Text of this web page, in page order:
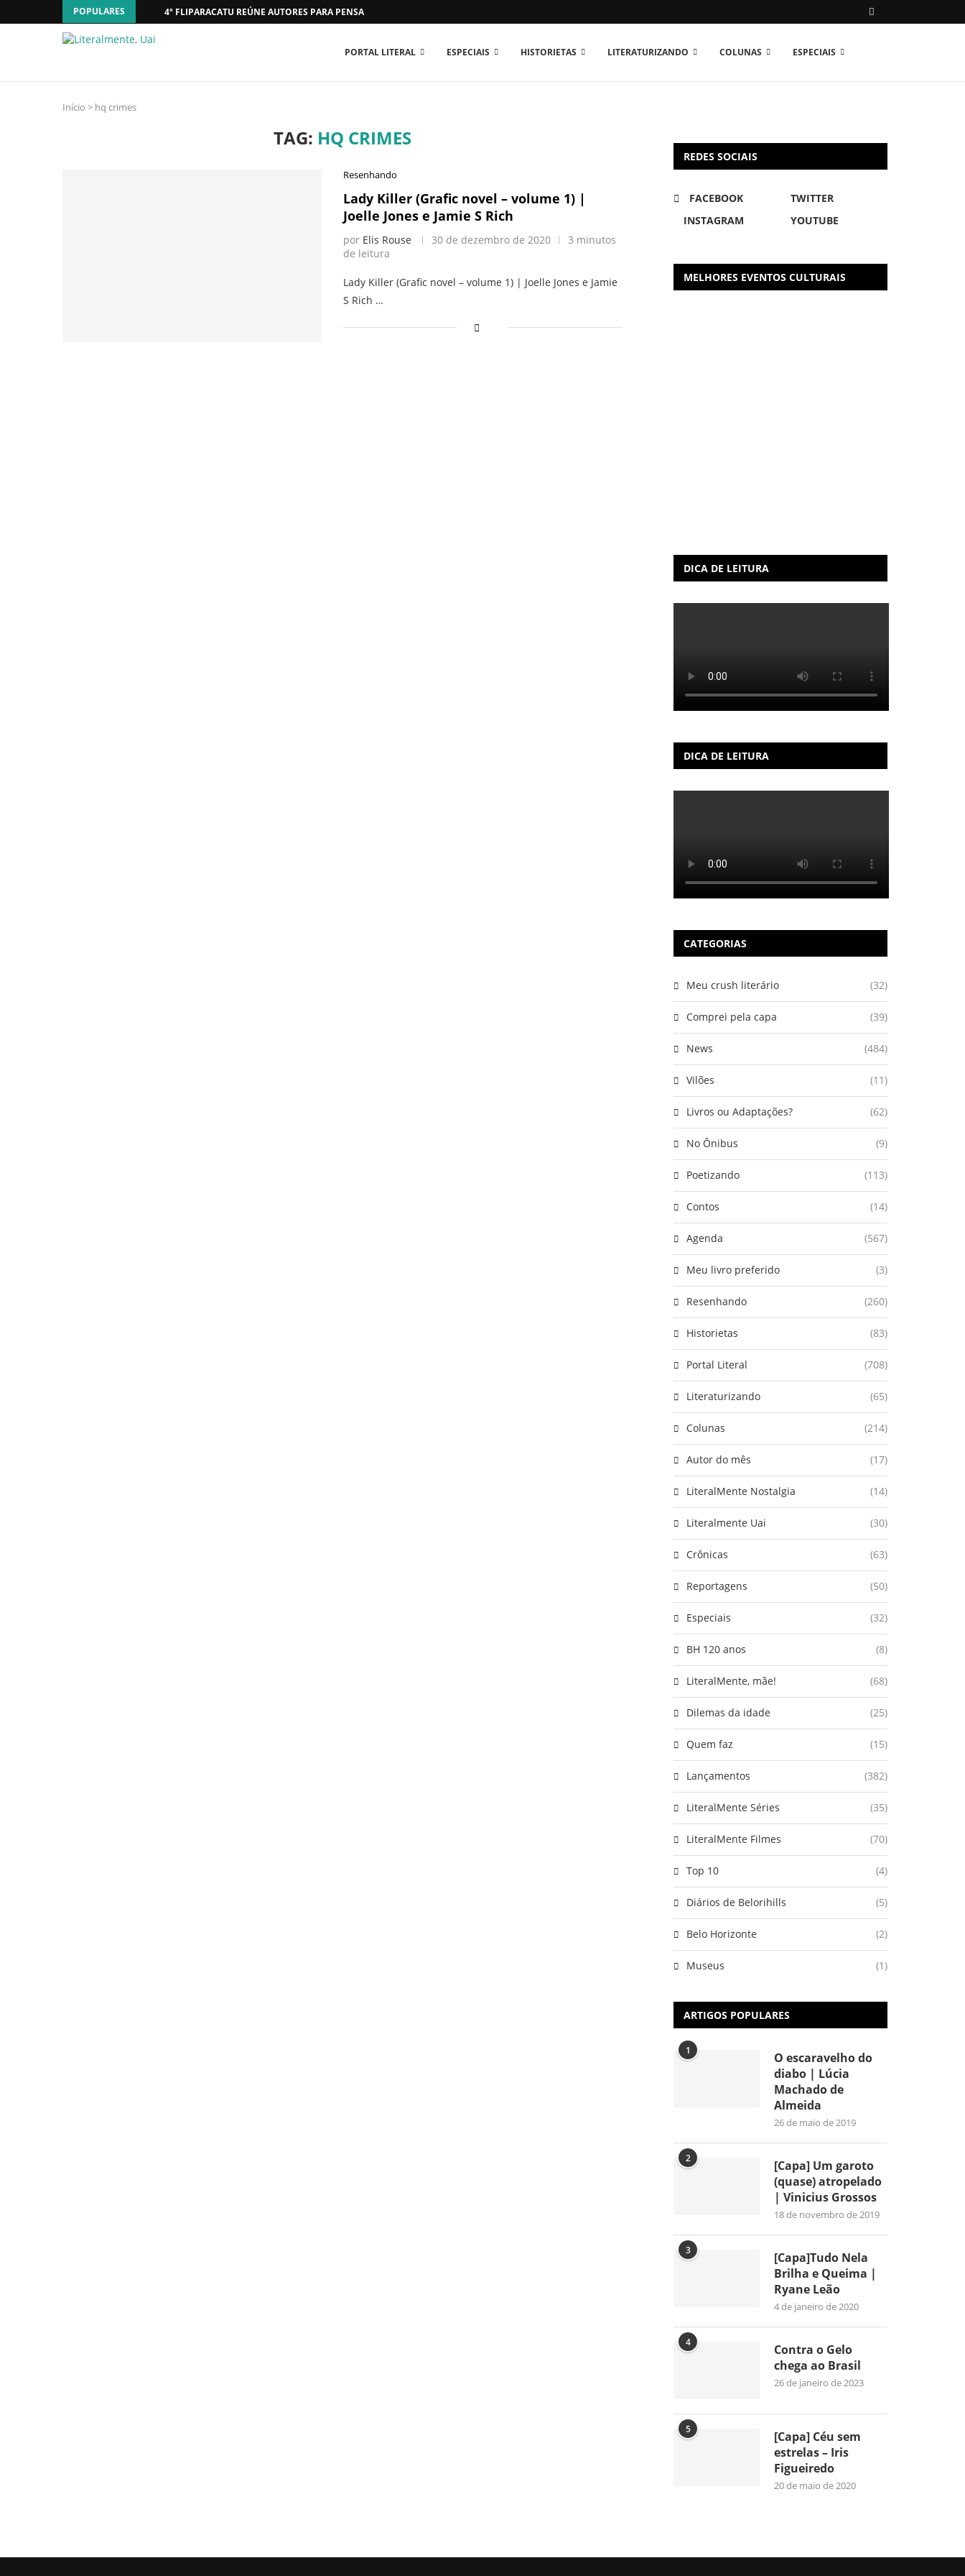
POPULARES 4º FLIPARACATU REÚNE AUTORES PARA PENSAR O MUNDO...
PORTAL LITERAL ESPECIAIS HISTORIETAS LITERATURIZANDO COLUNAS ESPECIAIS
Início > hq crimes
TAG: HQ CRIMES
Resenhando
Lady Killer (Grafic novel – volume 1) |
Joelle Jones e Jamie S Rich
por Elis Rouse 30 de dezembro de 2020
3 minutos
de leitura
Lady Killer (Grafic novel – volume 1) | Joelle Jones e Jamie
S Rich …
REDES SOCIAIS
FACEBOOK
TWITTER
INSTAGRAM
YOUTUBE
MELHORES EVENTOS CULTURAIS
DICA DE LEITURA
DICA DE LEITURA
CATEGORIAS
Meu crush literário (32)
Comprei pela capa (39)
News (484)
Vilões (11)
Livros ou Adaptações? (62)
No Ônibus (9)
Poetizando (113)
Contos (14)
Agenda (567)
Meu livro preferido (3)
Resenhando (260)
Historietas (83)
Portal Literal (708)
Literaturizando (65)
Colunas (214)
Autor do mês (17)
LiteralMente Nostalgia (14)
Literalmente Uai (30)
Crônicas (63)
Reportagens (50)
Especiais (32)
BH 120 anos (8)
LiteralMente, mãe! (68)
Dilemas da idade (25)
Quem faz (15)
Lançamentos (382)
LiteralMente Séries (35)
LiteralMente Filmes (70)
Top 10 (4)
Diários de Belorihills (5)
Belo Horizonte (2)
Museus (1)
ARTIGOS POPULARES
1
O escaravelho do
diabo | Lúcia
Machado de
Almeida
26 de maio de 2019
2
[Capa] Um garoto
(quase) atropelado
| Vinicius Grossos
18 de novembro de 2019
3
[Capa]Tudo Nela
Brilha e Queima |
Ryane Leão
4 de janeiro de 2020
4
Contra o Gelo
chega ao Brasil
26 de janeiro de 2023
5
[Capa] Céu sem
estrelas – Iris
Figueiredo
20 de maio de 2020